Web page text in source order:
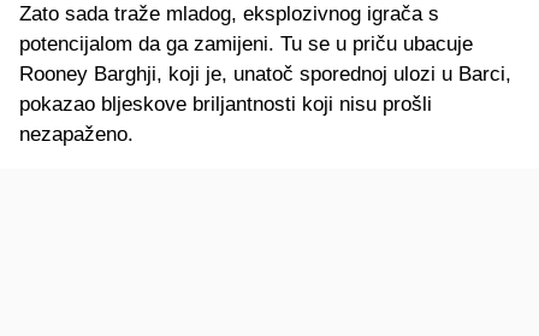
Zato sada traže mladog, eksplozivnog igrača s
potencijalom da ga zamijeni. Tu se u priču ubacuje
Rooney Barghji, koji je, unatoč sporednoj ulozi u Barci,
pokazao bljeskove briljantnosti koji nisu prošli
nezapaženo.